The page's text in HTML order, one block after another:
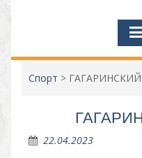
Спорт > ГАГАРИНСКИЙ
22.04.2023